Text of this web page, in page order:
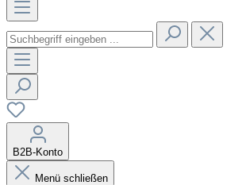
B2B-Konto
Menü schließen